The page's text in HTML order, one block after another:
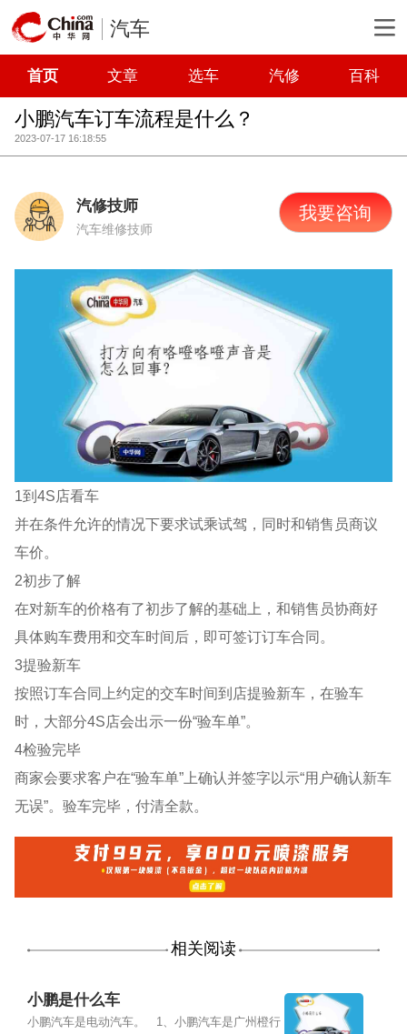
汽车
首页 文章 选车 汽修 百科
小鹏汽车订车流程是什么？
2023-07-17 16:18:55
汽修技师
汽车维修技师
我要咨询
1到4S店看车
并在条件允许的情况下要求试乘试驾，同时和销售员商议
车价。
2初步了解
在对新车的价格有了初步了解的基础上，和销售员协商好
具体购车费用和交车时间后，即可签订订车合同。
3提验新车
按照订车合同上约定的交车时间到店提验新车，在验车
时，大部分4S店会出示一份“验车单”。
4检验完毕
商家会要求客户在“验车单”上确认并签字以示“用户确认新车
无误”。验车完毕，付清全款。
相关阅读
小鹏是什么车
小鹏汽车是电动汽车。 1、小鹏汽车是广州橙行